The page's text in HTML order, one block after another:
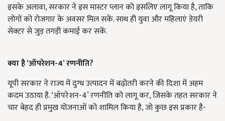
इसके अलावा, सरकार ने इस मास्टर प्लान को इसलिए लागू किया है, ताकि
लोगों को रोजगार के अवसर मिल सकें. साथ ही युवा और महिलाएं डेयरी
सेक्टर से जुड़ तगड़ी कमाई कर सकें.
क्या है ‘ऑपरेशन-4’ रणनीति?
यूपी सरकार ने राज्य में दुग्ध उत्पादन में बढ़ोतरी करने की दिशा में अहम
कदम उठाया है. ‘ऑपरेशन-4’ रणनीति को लागू कर, जिसके तहत सरकार ने
चार बेहद ही प्रमुख योजनाओं को शामिल किया है, जो कुछ इस प्रकार है-